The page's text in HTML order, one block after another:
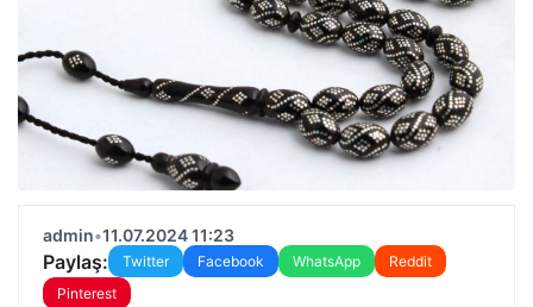
admin•11.07.2024 11:23
Paylaş: Twitter Facebook WhatsApp
Reddit
Pinterest